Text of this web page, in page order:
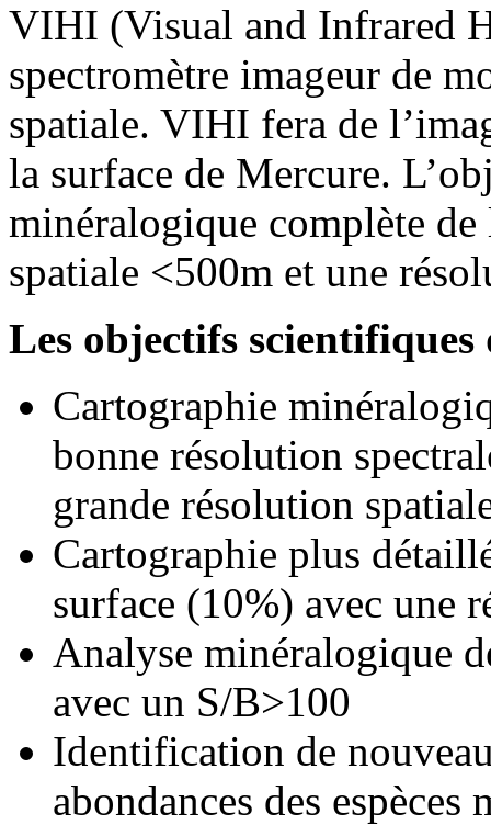
VIHI (Visual and Infrared
spectromètre imageur de
spatiale. VIHI fera de
la surface de Mercure.
minéralogique complète
spatiale <500m et une
Les objectifs
Cartographie
bonne résolution
grande résolution
Cartographie plus
surface (10%) avec une
Analyse minéralogique
avec un S/B>100
Identification de
abondances des